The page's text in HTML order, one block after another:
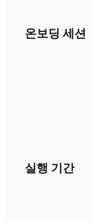
온보딩 세션
실행 기간